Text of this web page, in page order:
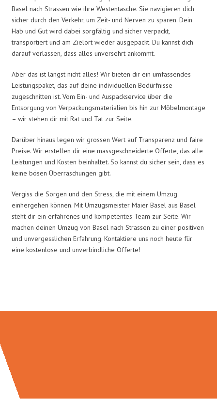
Basel nach Strassen wie ihre Westentasche. Sie navigieren dich
sicher durch den Verkehr, um Zeit- und Nerven zu sparen. Dein
Hab und Gut wird dabei sorgfältig und sicher verpackt,
transportiert und am Zielort wieder ausgepackt. Du kannst dich
darauf verlassen, dass alles unversehrt ankommt.
Aber das ist längst nicht alles! Wir bieten dir ein umfassendes
Leistungspaket, das auf deine individuellen Bedürfnisse
zugeschnitten ist. Vom Ein- und Auspackservice über die
Entsorgung von Verpackungsmaterialien bis hin zur Möbelmontage
– wir stehen dir mit Rat und Tat zur Seite.
Darüber hinaus legen wir grossen Wert auf Transparenz und faire
Preise. Wir erstellen dir eine massgeschneiderte Offerte, das alle
Leistungen und Kosten beinhaltet. So kannst du sicher sein, dass es
keine bösen Überraschungen gibt.
Vergiss die Sorgen und den Stress, die mit einem Umzug
einhergehen können. Mit Umzugsmeister Maier Basel aus Basel
steht dir ein erfahrenes und kompetentes Team zur Seite. Wir
machen deinen Umzug von Basel nach Strassen zu einer positiven
und unvergesslichen Erfahrung. Kontaktiere uns noch heute für
eine kostenlose und unverbindliche Offerte!